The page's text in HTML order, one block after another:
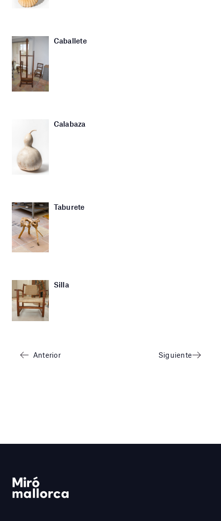
Caballete
Calabaza
Taburete
Silla
Anterior Siguiente